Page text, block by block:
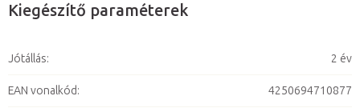
Kiegészítő paraméterek
Jótállás: 2 év
EAN vonalkód: 4250694710877